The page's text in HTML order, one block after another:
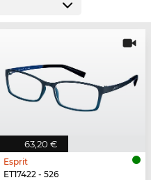
63,20 €
Esprit
ET17422 - 526